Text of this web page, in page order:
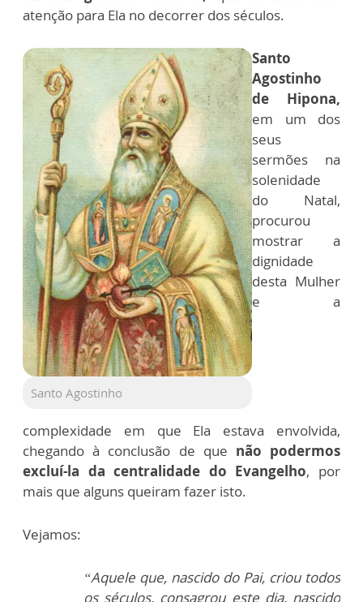
atenção para Ela no decorrer dos séculos.
Santo Agostinho
Santo
Agostinho
de Hipona,
em um dos
seus
sermões na
solenidade
do Natal,
procurou
mostrar a
dignidade
desta Mulher
e a
complexidade em que Ela estava envolvida,
chegando à conclusão de que não podermos
excluí-la da centralidade do Evangelho, por
mais que alguns queiram fazer isto.
Vejamos:
“Aquele que, nascido do Pai, criou todos
os séculos, consagrou este dia, nascido